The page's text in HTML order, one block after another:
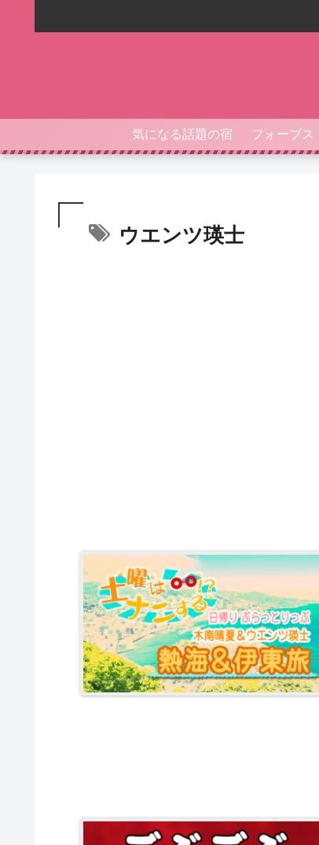
気になる話題の宿
ウエンツ瑛士